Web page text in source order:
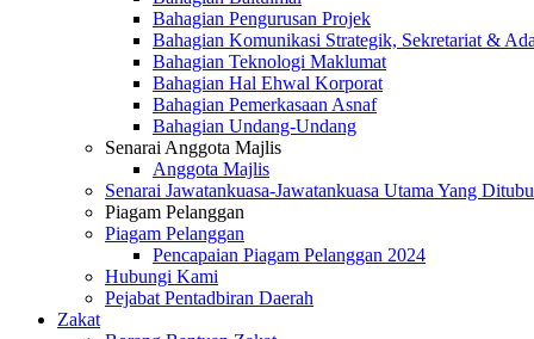
Bahagian Pengurusan Projek
Bahagian Komunikasi Strategik, Sekretariat &
Bahagian Teknologi Maklumat
Bahagian Hal Ehwal Korporat
Bahagian Pemerkasaan Asnaf
Bahagian Undang-Undang
Senarai Anggota Majlis
Anggota Majlis
Senarai Jawatankuasa-Jawatankuasa Utama Yang
Piagam Pelanggan
Piagam Pelanggan
Pencapaian Piagam Pelanggan 2024
Hubungi Kami
Pejabat Pentadbiran Daerah
Zakat